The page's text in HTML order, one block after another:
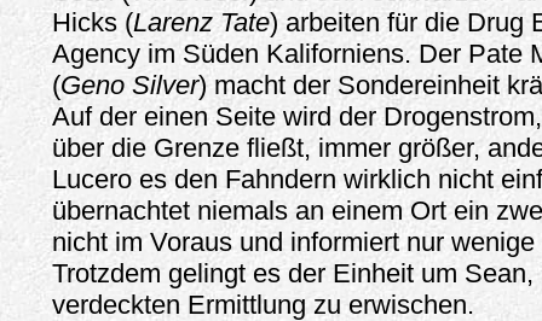
Hicks (Larenz Tate) arbeiten für die Drug
Agency im Süden Kaliforniens. Der Pate
(Geno Silver) macht der Sondereinheit
Auf der einen Seite wird der
über die Grenze fließt, immer größer,
Lucero es den Fahndern wirklich nicht
übernachtet niemals an einem Ort ein
nicht im Voraus und informiert nur
Trotzdem gelingt es der Einheit um
verdeckten Ermittlung zu erwischen.